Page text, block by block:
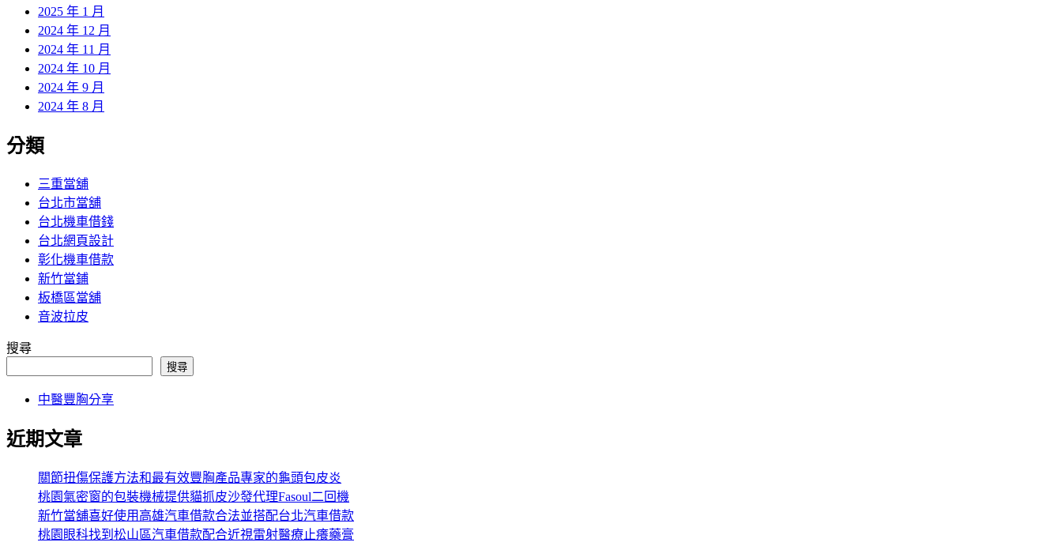
2025 年 1 月
2024 年 12 月
2024 年 11 月
2024 年 10 月
2024 年 9 月
2024 年 8 月
分類
三重當舖
台北市當舖
台北機車借錢
台北網頁設計
彰化機車借款
新竹當鋪
板橋區當舖
音波拉皮
搜尋
搜尋
中醫豐胸分享
近期文章
關節扭傷保護方法和最有效豐胸產品專家的龜頭包皮炎
桃園氣密窗的包裝機械提供貓抓皮沙發代理Fasoul二回機
新竹當舖喜好使用高雄汽車借款合法並搭配台北汽車借款
桃園眼科找到松山區汽車借款配合近視雷射醫療止癢藥膏